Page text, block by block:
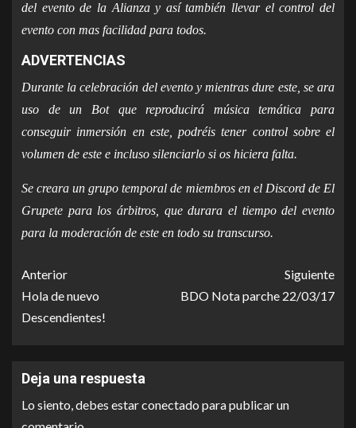
del evento de la Alianza y así también llevar el control del
evento con mas facilidad para todos.
ADVERTENCIAS
Durante la celebración del evento y mientras dure este, se ara
uso de un Bot que reproducirá música temática para
conseguir inmersión en este, podréis tener control sobre el
volumen de este e incluso silenciarlo si os hiciera falta.
Se creara un grupo temporal de miembros en el Discord de El
Grupete para los árbitros, que durara el tiempo del evento
para la moderación de este en todo su transcurso.
Anterior
Hola de nuevo
Descendientes!
Siguiente
BDO Nota parche 22/03/17
Deja una respuesta
Lo siento, debes estarconectado para publicar un